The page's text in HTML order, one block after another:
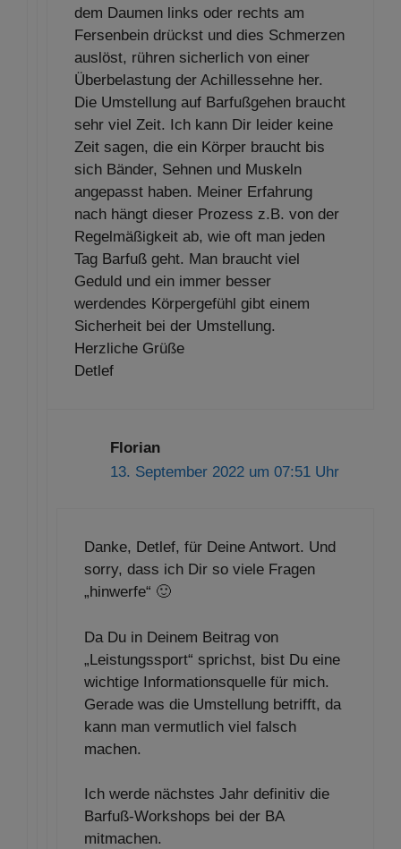
dem Daumen links oder rechts am
Fersenbein drückst und dies Schmerzen
auslöst, rühren sicherlich von einer
Überbelastung der Achillessehne her.
Die Umstellung auf Barfußgehen braucht
sehr viel Zeit. Ich kann Dir leider keine
Zeit sagen, die ein Körper braucht bis
sich Bänder, Sehnen und Muskeln
angepasst haben. Meiner Erfahrung
nach hängt dieser Prozess z.B. von der
Regelmäßigkeit ab, wie oft man jeden
Tag Barfuß geht. Man braucht viel
Geduld und ein immer besser
werdendes Körpergefühl gibt einem
Sicherheit bei der Umstellung.
Herzliche Grüße
Detlef
Florian
13. September 2022 um 07:51 Uhr
Danke, Detlef, für Deine Antwort. Und
sorry, dass ich Dir so viele Fragen
„hinwerfe“ 🙂
Da Du in Deinem Beitrag von
„Leistungssport“ sprichst, bist Du eine
wichtige Informationsquelle für mich.
Gerade was die Umstellung betrifft, da
kann man vermutlich viel falsch
machen.
Ich werde nächstes Jahr definitiv die
Barfuß-Workshops bei der BA
mitmachen.